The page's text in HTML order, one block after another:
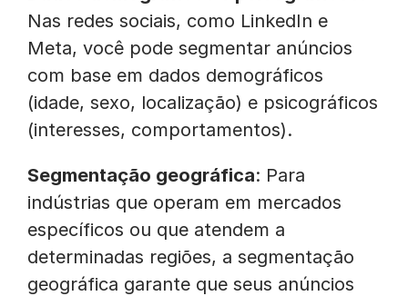
Nas redes sociais, como LinkedIn e
Meta, você pode segmentar anúncios
com base em dados demográficos
(idade, sexo, localização) e psicográficos
(interesses, comportamentos).
Segmentação geográfica: Para
indústrias que operam em mercados
específicos ou que atendem a
determinadas regiões, a segmentação
geográfica garante que seus anúncios